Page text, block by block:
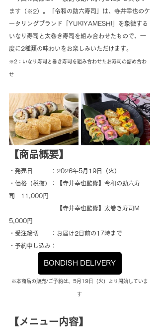
ます（※2）。「令和の助六寿司」は、寺井幸也のケ
ータリングブランド「YUKIYAMESHI」を象徴する
いなり寿司と太巻き寿司を組み合わせたもので、一
度に2種類の味わいをお楽しみいただけます。
※2：いなり寿司と巻き寿司を組み合わせたお寿司の詰め合わ
せ
【商品概要】
・発売日　　　：2026年5月19日（火）
・価格（税抜）：【寺井幸也監修】令和の助六寿
司　11,000円
【寺井幸也監修】太巻き寿司M
5,000円
・受注締切　　：お届け2日前の17時まで
・予約申し込み：
BONDISH DELIVERY
※本商品の販売/ご予約は、5月19日（火）より開始していま
す
【メニュー内容】